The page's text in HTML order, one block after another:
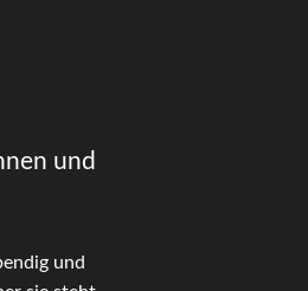
und
und